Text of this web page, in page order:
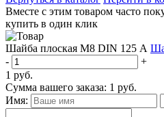
Вместе с этим товаром часто
купить в один клик
Шайба плоская М8 DIN 125 А
-
+
1 руб.
Сумма вашего заказа: 1 руб.
Имя: